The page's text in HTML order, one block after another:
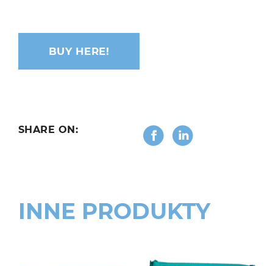
SHARE ON:
BUY HERE!
INNE PRODUKTY